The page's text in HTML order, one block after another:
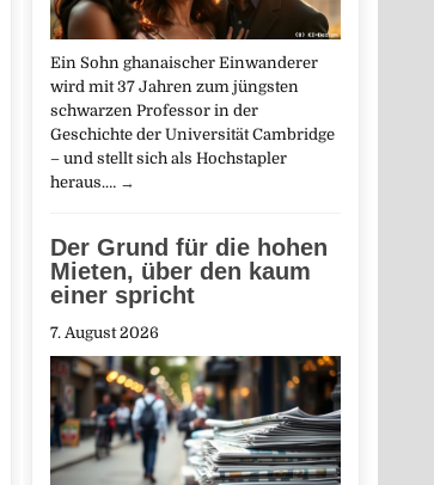
Ein Sohn ghanaischer Einwanderer
wird mit 37 Jahren zum jüngsten
schwarzen Professor in der
Geschichte der Universität Cambridge
– und stellt sich als Hochstapler
heraus.… →
Der Grund für die hohen
Mieten, über den kaum
einer spricht
7. August 2026